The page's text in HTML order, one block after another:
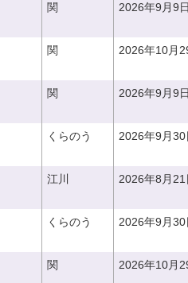
関 2026年9月9日
関 2026年10月
関 2026年9月9日
くらのう 2026年9月30
江川 2026年8月21
くらのう 2026年9月30
関 2026年10月